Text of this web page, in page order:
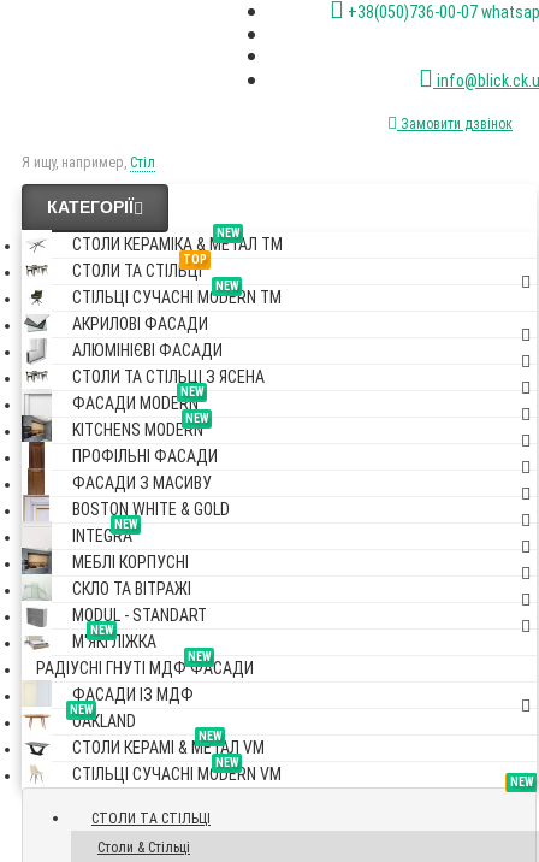
+38(050)736-00-07
Замовити дзвінок
Я ищу, например, Стіл
КАТЕГОРІЇ
NEW
СТОЛИ КЕРАМІКА & МЕТАЛ TM
TOP
СТОЛИ ТА СТІЛЬЦІ
NEW
СТІЛЬЦІ СУЧАСНІ MODERN TM
АКРИЛОВІ ФАСАДИ
АЛЮМІНІЄВІ ФАСАДИ
СТОЛИ ТА СТІЛЬЦІ З ЯСЕНА
NEW
ФАСАДИ MODERN
NEW
KITCHENS MODERN
ПРОФІЛЬНІ ФАСАДИ
ФАСАДИ З МАСИВУ
BOSTON WHITE & GOLD
NEW
INTEGRA
МЕБЛІ КОРПУСНІ
СКЛО ТА ВІТРАЖІ
MODUL - STANDART
NEW
М'ЯКІ ЛІЖКА
NEW
РАДІУСНІ ГНУТІ МДФ ФАСАДИ
ФАСАДИ ІЗ МДФ
NEW
OAKLAND
NEW
СТОЛИ КЕРАМІ & МЕТАЛ VM
NEW
СТІЛЬЦІ СУЧАСНІ MODERN VM TOP
СТОЛИ ТА СТІЛЬЦІ
Столи & Стільці
NEW
NEW
NEW